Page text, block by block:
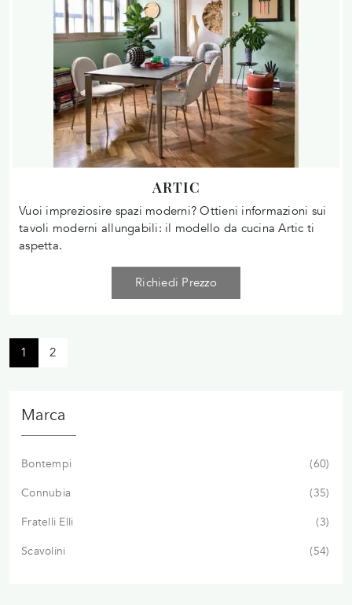
ARTIC
Vuoi impreziosire spazi moderni? Ottieni informazioni sui
tavoli moderni allungabili: il modello da cucina Artic ti
aspetta.
Richiedi Prezzo
1 2
Marca
Bontempi
60
Connubia
35
Fratelli Elli
3
Scavolini
54